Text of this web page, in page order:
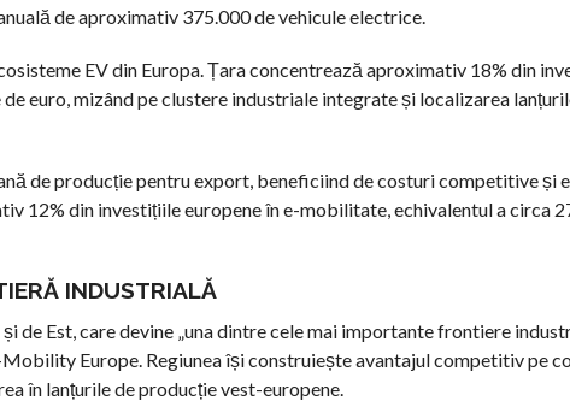
de aproximativ 375.000 de vehicule electrice.
EV din Europa. Țara concentrează aproximativ 18% din
euro, mizând pe clustere industriale integrate și localizarea
de producție pentru export, beneficiind de costuri competitive și
12% din investițiile europene în e-mobilitate, echivalentul a circa
INDUSTRIALĂ
de Est, care devine „una dintre cele mai importante frontiere
Europe. Regiunea își construiește avantajul competitiv pe
în lanțurile de producție vest-europene.